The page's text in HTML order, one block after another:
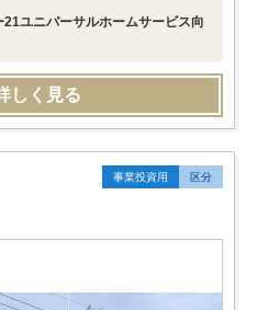
21ユニバーサルホームサービス向
しく見る
事業投資用 区分